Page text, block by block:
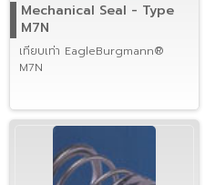
Mechanical Seal - Type
M7N
เทียบเท่า EagleBurgmann®
M7N